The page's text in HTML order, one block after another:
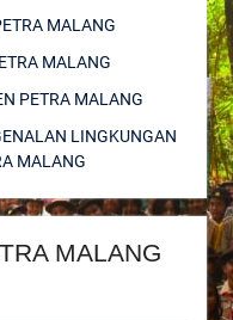
MALANG
MALANG
PETRA MALANG
LINGKUNGAN
MALANG
MALANG